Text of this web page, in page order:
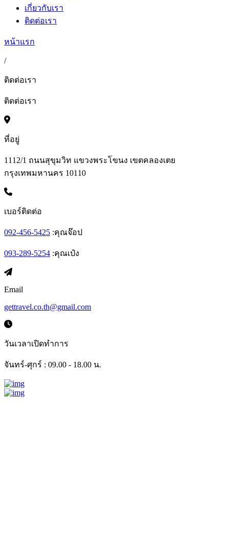
เกี่ยวกับเรา
ติดต่อเรา
หน้าแรก
/
ติดต่อเรา
ติดต่อเรา
ที่อยู่
1112/1 ถนนสุขุมวิท แขวงพระโขนง เขตคลองเตย
กรุงเทพมหานคร 10110
เบอร์ติดต่อ
092-456-5425 :คุณจ๊อป
093-289-5254 :คุณเป๋ง
Email
gettravel.co.th@gmail.com
วันเวลาเปิดทำการ
จันทร์-ศุกร์ : 09.00 - 18.00 น.